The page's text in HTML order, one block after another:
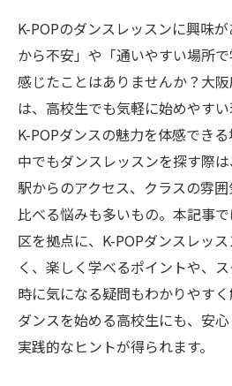
K-POPのダンスレッスンに興味
から不安」や「通いやすい場所
感じたことはありませんか？大
は、高校生でも気軽に始めやすい
K-POPダンスの魅力を体感できる
中でもダンスレッスンを探す際
駅からのアクセス、クラスの雰
比べる悩みも多いもの。本記事
区を拠点に、K-POPダンスレッ
く、楽しく学べるポイントや、
時に気になる疑問もわかりやす
ダンスを始める高校生にも、安
実践的なヒントが得られます。